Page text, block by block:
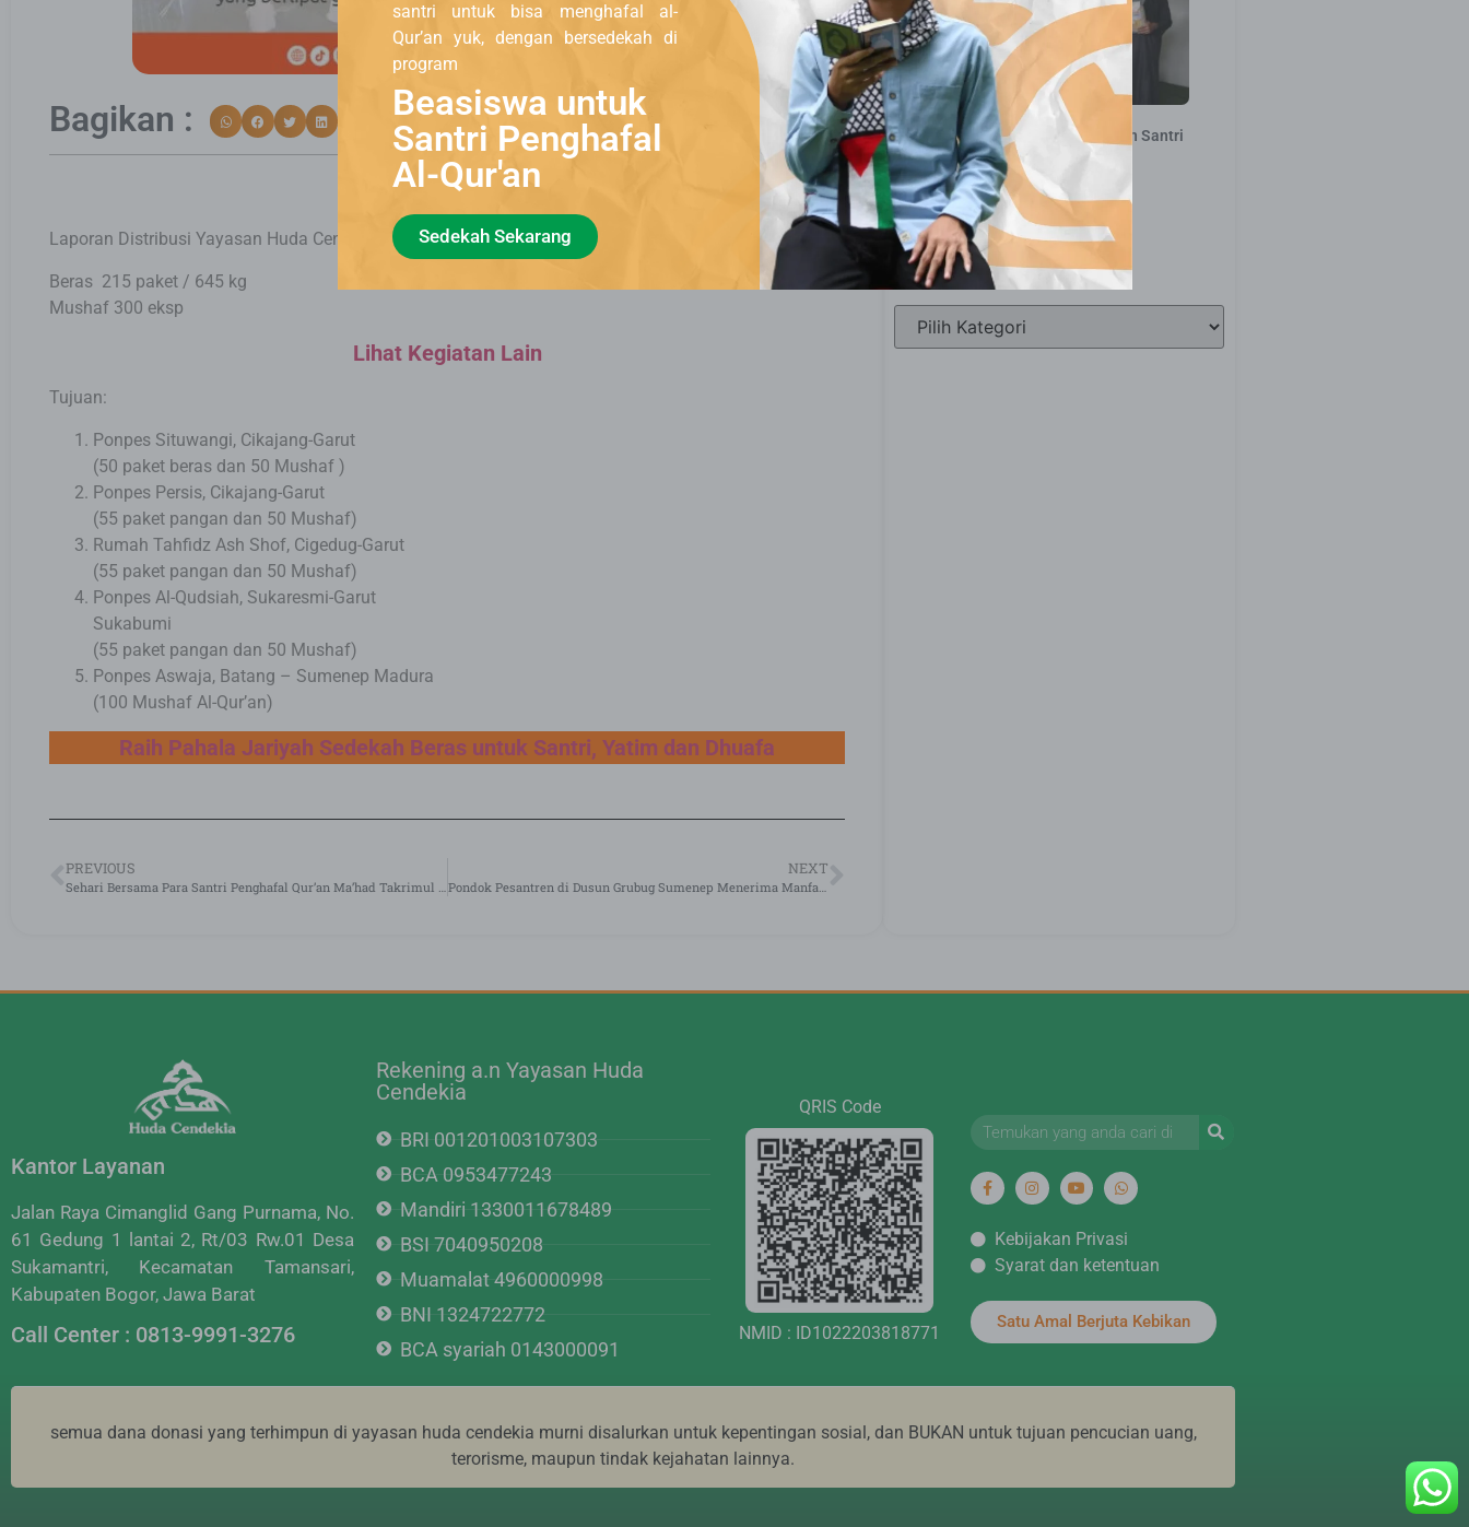
Bagikan :
Laporan Distribusi Yayasan Huda Cendekia Pekan 4 Agustus 2024
Beras 215 paket / 645 kg
Mushaf 300 eksp
Lihat Kegiatan Lain
Tujuan:
Ponpes Situwangi, Cikajang-Garut
(50 paket beras dan 50 Mushaf )
Ponpes Persis, Cikajang-Garut
(55 paket pangan dan 50 Mushaf)
Rumah Tahfidz Ash Shof, Cigedug-Garut
(55 paket pangan dan 50 Mushaf)
Ponpes Al-Qudsiah, Sukaresmi-Garut
Sukabumi
(55 paket pangan dan 50 Mushaf)
Ponpes Aswaja, Batang – Sumenep Madura
(100 Mushaf Al-Qur’an)
Raih Pahala Jariyah Sedekah Beras untuk Santri, Yatim dan Dhuafa
PREVIOUS NEXT
Laporan Penyaluran Bantuan Santri
– 10 Maret 2026
20 Maret 2026
Kategori
Kantor Layanan
Jalan Raya Cimanglid Gang Purnama, No.
61 Gedung 1 lantai 2, Rt/03 Rw.01 Desa
Sukamantri, Kecamatan Tamansari,
Kabupaten Bogor, Jawa Barat
Call Center : 0813-9991-3276
Rekening a.n Yayasan Huda
Cendekia
BRI 001201003107303
BCA 0953477243
Mandiri 1330011678489
BSI 7040950208
Muamalat 4960000998
BNI 1324722772
BCA syariah 0143000091
QRIS Code
NMID : ID1022203818771
Kebijakan Privasi
Syarat dan ketentuan
Satu Amal Berjuta Kebikan
semua dana donasi yang terhimpun di yayasan huda cendekia murni disalurkan untuk kepentingan sosial, dan BUKAN untuk tujuan pencucian uang,
terorisme, maupun tindak kejahatan lainnya.
santri untuk bisa menghafal al-
Qur’an yuk, dengan bersedekah di
program
Beasiswa untuk
Santri Penghafal
Al-Qur'an
Sedekah Sekarang